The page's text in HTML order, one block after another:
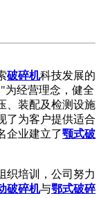
破碎机科技发展的
为经营理念，健全
、装配及检测设施
了为客户提供适合
企业建立了颚式破
培训，公司努力
破碎机与鄂式破碎